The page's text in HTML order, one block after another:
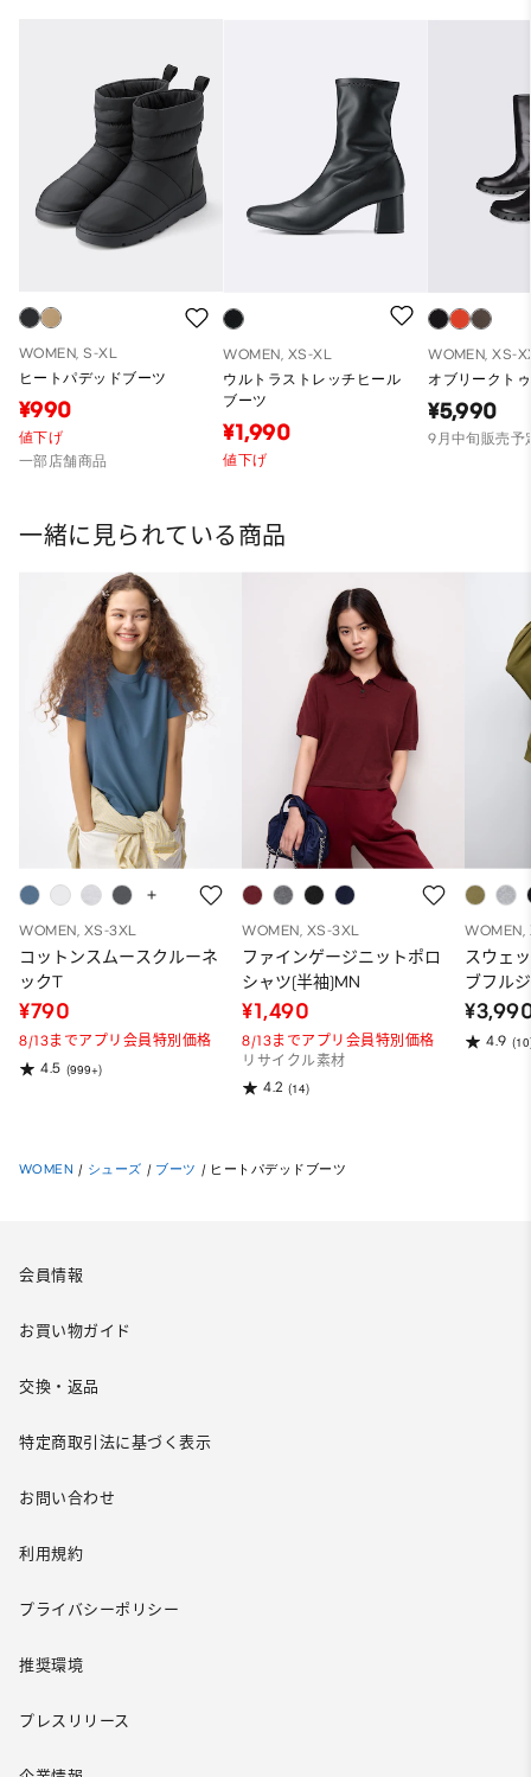
WOMEN, S-XL
ヒートパデッドブーツ
¥990
値下げ
一部店舗商品
WOMEN, XS-XL
ウルトラストレッチヒール
ブーツ
¥1,990
値下げ
WOMEN, XS-
オブリークト
¥5,990
9月中旬販売予
一緒に見られている商品
WOMEN, XS-3XL
コットンスムースクルーネ
ックT
¥790
8/13までアプリ会員特別価格
4.5 (999+)
WOMEN, XS-3XL
ファインゲージニットポロ
シャツ(半袖)MN
¥1,490
8/13までアプリ会員特別価格
リサイクル素材
4.2 (14)
WOMEN,
スウェ
ブフル
ーパー
ット）
4.9
WOMEN / シューズ / ブーツ / ヒートパデッドブーツ
会員情報
お買い物ガイド
交換・返品
特定商取引法に基づく表示
お問い合わせ
利用規約
プライバシーポリシー
推奨環境
プレスリリース